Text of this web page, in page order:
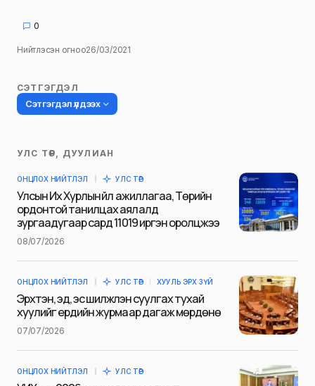
0
Нийтлэсэн огноо26/03/2021
СЭТГЭГДЭЛ
Сэтгэгдэл үлдээх
Таны имэйл хаягийг нийтлэхгүй.
тэмдэглэсэн
Сэтгэгдэл*
Name
УЛС ТӨР, ДУУЛИАН
ОНЦЛОХ НИЙТЛЭЛ УЛС ТӨР
Улсын Их Хурлын үйл ажиллагаа, Төрийн
ордонтой танилцах аялалд
зургаадугаар сард 11019 иргэн оролцжээ
08/07/2026
ОНЦЛОХ НИЙТЛЭЛ УЛС ТӨР ХУУЛЬ ЭРХ ЗҮЙ
Эрхтэн, эд, эс шилжүүлэн суулгах тухай
хуулийг ердийн журмаар дагаж мөрдөнө
07/07/2026
ОНЦЛОХ НИЙТЛЭЛ УЛС ТӨР